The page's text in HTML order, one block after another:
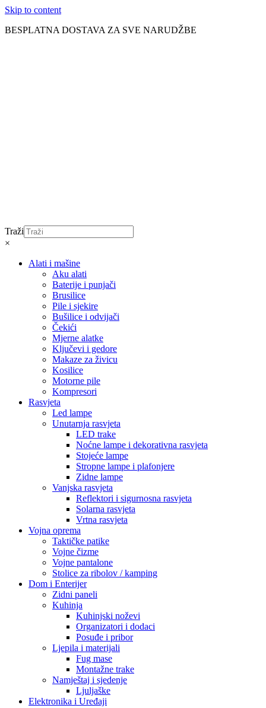
Skip to content
BESPLATNA DOSTAVA ZA SVE NARUDŽBE
Rasvjeta
LED trake
Noćne lampe i dekorativna rasvjeta
Stojeće lampe
Stropne lampe i plafonjere
Zidne lampe
Vanjska rasvjeta
Reflektori i sigurnosna rasvjeta
Solarna rasvjeta
Vrtna rasvjeta
Vojna oprema
Taktičke patike
Vojne čizme
Vojne pantalone
Stolice za ribolov / kamping
Dom i Enterijer
Zidni paneli
Kuhinja
Kuhinjski noževi
Organizatori i dodaci
Posuđe i pribor
Ljepila i materijali
Fug mase
Montažne trake
Namještaj i sjedenje
Ljuljaške
Elektronika i Uređaji
Audio oprema
Bluetooth zvučnici
Mobiteli i dodaci
Maskice i zaštite
Memorijske kartice
Pametni uređaji
Pametne kamere i sigurnosni uređaji
Pametni satovi
Građevinska oprema
HTZ Oprema
Radne patike
Odijela i kombinezoni
Naočale i zaštita lica
Maske i respiratori
Kacige i viziri
Video Nadzor